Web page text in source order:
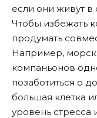
если они живут в
Чтобы избежать
продумать
Например,
компаньонов
позаботиться о
большая клетка
уровень стресса